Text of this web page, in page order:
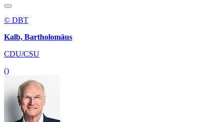
© DBT
Kalb, Bartholomäus
CDU/CSU
()